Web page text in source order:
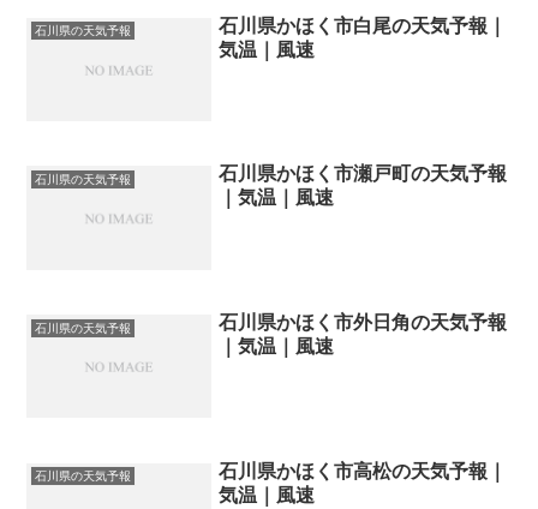
石川県の天気予報
石川県かほく市白尾の天気予報｜
気温｜風速
石川県の天気予報
石川県かほく市瀬戸町の天気予報
｜気温｜風速
石川県の天気予報
石川県かほく市外日角の天気予報
｜気温｜風速
石川県の天気予報
石川県かほく市高松の天気予報｜
気温｜風速